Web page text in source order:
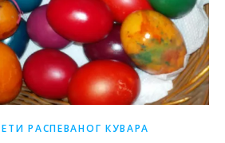
РАСПЕВАНОГ КУВАРА